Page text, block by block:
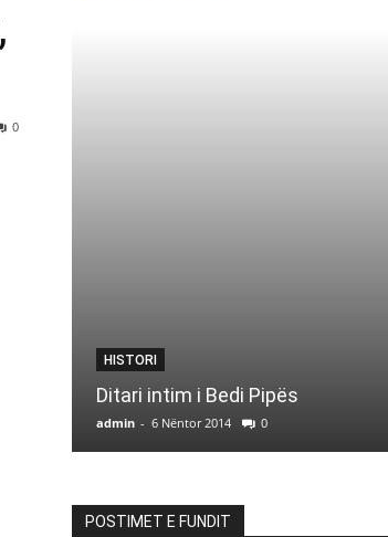
0
HISTORI
Ditari intim i Bedi Pipës
admin - 6 Nëntor 2014 0
POSTIMET E FUNDIT